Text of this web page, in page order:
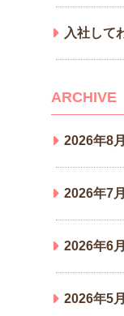
入社して
ARCHIVE
2026年8月
2026年7月
2026年6月
2026年5月